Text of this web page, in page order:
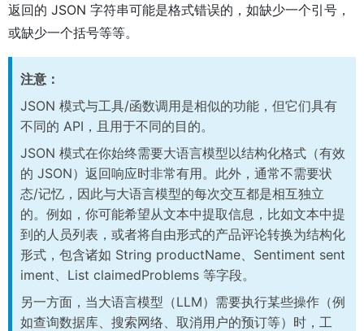
返回的 JSON 字符串可能是格式错误的，如缺少一个引号，
或缺少一个括号等等。
注意：
JSON 模式与工具/函数调用是相似的功能，但它们具有
不同的 API，且用于不同的目的。
JSON 模式在你始终需要大语言模型以结构化格式（有效
的 JSON）返回响应时非常有用。此外，通常不需要状
态/记忆，因此与大语言模型的每次交互都是相互独立
的。例如，你可能希望从文本中提取信息，比如文本中提
到的人员列表，或者将自由形式的产品评论转换为结构化
形式，包含诸如 String productName、Sentiment sent
iment、List claimedProblems 等字段。
另一方面，当大语言模型（LLM）需要执行某些操作（例
如查询数据库、搜索网络、取消用户的预订等）时，工